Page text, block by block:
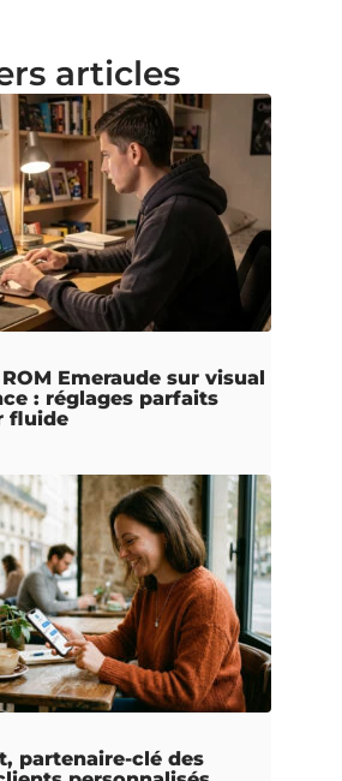
articles
Emeraude sur visual
: réglages parfaits
fluide
partenaire-clé des